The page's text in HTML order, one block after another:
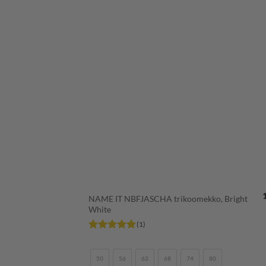
NAME IT NBFJASCHA trikoomekko, Bright
White
/ 5
(1)
50 56 62 68 74 80